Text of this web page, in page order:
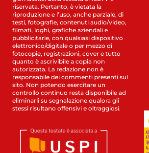
riservata. Pertanto, è vietata la
riproduzione e l’uso, anche parziale, di
testi, fotografie, contenuti audio/video,
filmati, loghi, grafiche aziendali e
pubblicitarie, con qualsiasi dispositivo
elettronico/digitale o per mezzo di
fotocopie, registrazioni, cover e tutto
quanto è ascrivibile a copia non
autorizzata. La redazione non è
responsabile dei commenti presenti sul
sito. Non potendo esercitare un
controllo continuo resta disponibile ad
eliminarli su segnalazione qualora gli
stessi risultano offensivi e oltraggiosi.